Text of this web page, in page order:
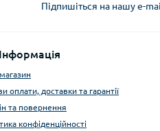
Підпишіться на нашу e-
Інформація
оплати, доставки та гарантії
та повернення
конфіденційності